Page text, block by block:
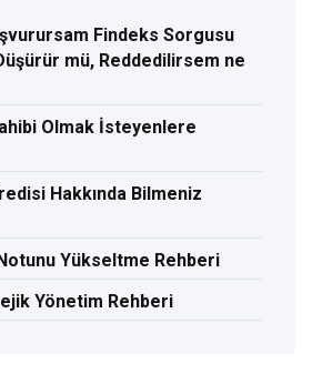
Findeks Sorgusu
mü, Reddedilirsem ne
Olmak İsteyenlere
Hakkında Bilmeniz
Yükseltme Rehberi
Yönetim Rehberi